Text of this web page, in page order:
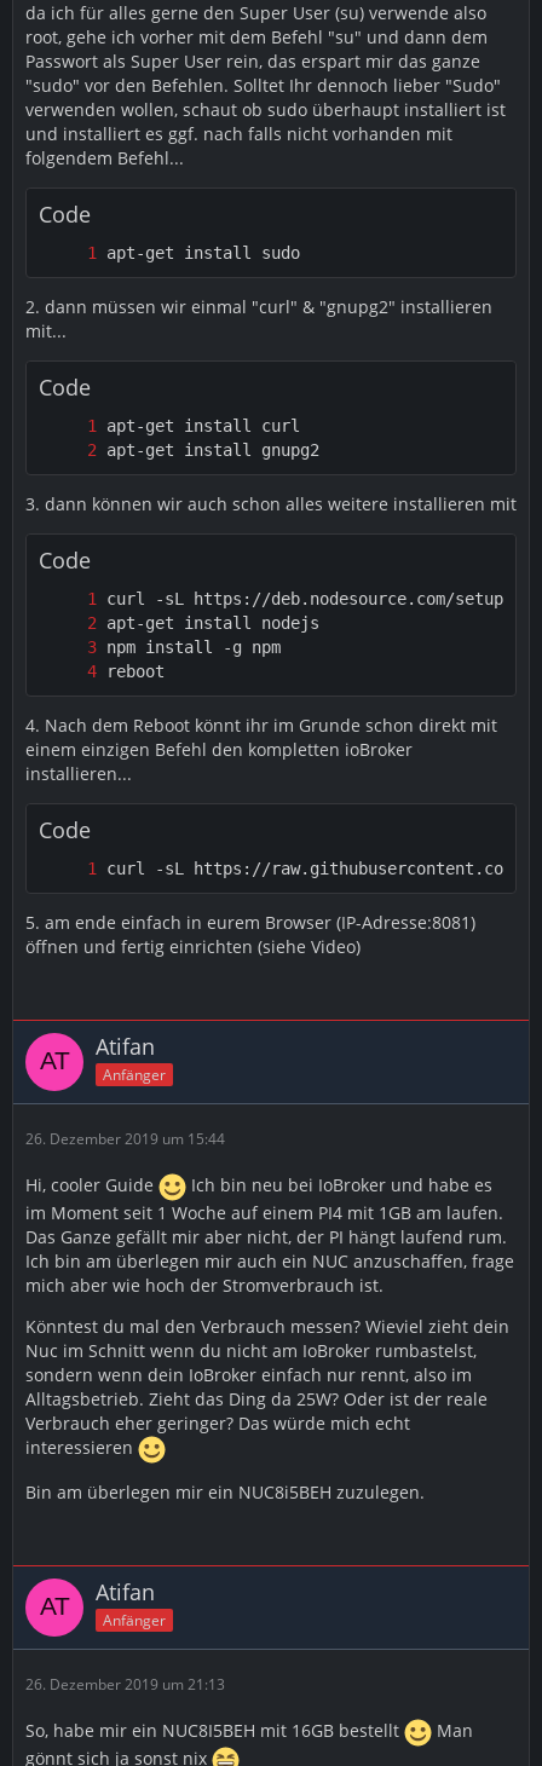
da ich für alles gerne den Super User (su) verwende also
root, gehe ich vorher mit dem Befehl "su" und dann dem
Passwort als Super User rein, das erspart mir das ganze
"sudo" vor den Befehlen. Solltet Ihr dennoch lieber "Sudo"
verwenden wollen, schaut ob sudo überhaupt installiert ist
und installiert es ggf. nach falls nicht vorhanden mit
folgendem Befehl...
Code
apt-get install sudo
2. dann müssen wir einmal "curl" & "gnupg2" installieren
mit...
Code
apt-get install gnupg2
3. dann können wir auch schon alles weitere installieren mit
Code
reboot
4. Nach dem Reboot könnt ihr im Grunde schon direkt mit
einem einzigen Befehl den kompletten ioBroker
installieren...
Code
curl -sL https://
5. am ende einfach in eurem Browser (IP-Adresse:8081)
öffnen und fertig einrichten (siehe Video)
Atifan
Anfänger
26. Dezember 2019 um 15:44
Hi, cooler Guide
Ich bin neu bei IoBroker und habe es
im Moment seit 1 Woche auf einem PI4 mit 1GB am laufen.
Das Ganze gefällt mir aber nicht, der PI hängt laufend rum.
Ich bin am überlegen mir auch ein NUC anzuschaffen, frage
mich aber wie hoch der Stromverbrauch ist.
Könntest du mal den Verbrauch messen? Wieviel zieht dein
Nuc im Schnitt wenn du nicht am IoBroker rumbastelst,
sondern wenn dein IoBroker einfach nur rennt, also im
Alltagsbetrieb. Zieht das Ding da 25W? Oder ist der reale
Verbrauch eher geringer? Das würde mich echt
interessieren
Bin am überlegen mir ein NUC8i5BEH zuzulegen.
Atifan
Anfänger
26. Dezember 2019 um 21:13
So, habe mir ein NUC8I5BEH mit 16GB bestellt
Man
gönnt sich ja sonst nix